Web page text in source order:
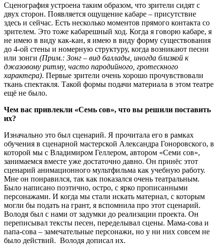
Сценография устроена таким образом, что зрители сидят с
двух сторон. Появляется ощущение кабаре – присутствие
здесь и сейчас. Есть несколько моментов прямого контакта со
зрителем. Это тоже кабарешный ход. Когда я говорю кабаре, я
не имею в виду как-кан, я имею в виду форму существования
до 4-ой стены и номерную структуру, когда возникают песни
или зонги (Прим.: Зонг – вид баллады, иногда близкой к
джазовому ритму, часто пародийного, гротескного
характера). Первые зрители очень хорошо прочувствовали
ткань спектакля. Такой формы подачи материала в этом театре
ещё не было.
Чем вас привлекли «Семь сов», что вы решили поставить
их?
Изначально это был сценарий. Я прочитала его в рамках
обучения в сценарной мастерской Александра Гоноровского, в
которой мы с Владимиром Геллером, автором «Семи сов»,
занимаемся вместе уже достаточно давно. Он принёс этот
сценарий анимационного мультфильма как учебную работу.
Мне он понравился, так как показался очень театральным.
Было написано поэтично, остро, с ярко прописанными
персонажами. И когда мы стали искать материал, с которым
могли бы подать на грант, я вспомнила про этот сценарий.
Володя был с нами от задумки до реализации проекта. Он
переписывал тексты песен, переделывал сцены. Мама-сова и
папа-сова – замечательные персонажи, но у ни них совсем не
было действий. Володя дописал их.